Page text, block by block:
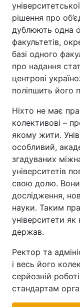
рішення про
дублюють одна
факультетів,
базі одного
про надання
центрові
поліпшить його
Ніхто не має
колективові –
якому жити.
особливий,
згадуваних
університетів
свою долю.
дослідження,
науки. Таким
університети як
держав.
Ректор та
і весь його
серйозній
стандартам